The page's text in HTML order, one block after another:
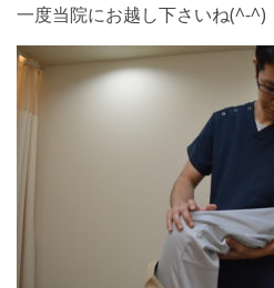
一度当院にお越し下さいね(^-^)